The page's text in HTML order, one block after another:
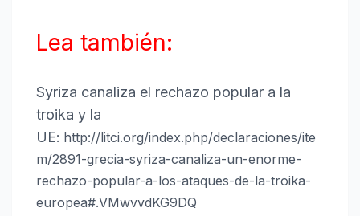
Lea también:
Syriza canaliza el rechazo popular a la
troika y la
UE: http://litci.org/index.php/declaraciones/ite
m/2891-grecia-syriza-canaliza-un-enorme-
rechazo-popular-a-los-ataques-de-la-troika-
europea#.VMwvvdKG9DQ